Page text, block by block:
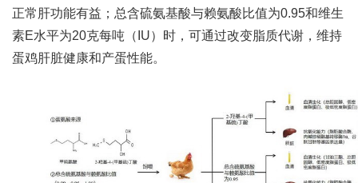
才
队
正常肝功能有益；总含硫氨基酸与赖氨酸比值为0.95和维生
素E水平为20克每吨（IU）时，可通过改变脂质代谢，维持
蛋鸡肝脏健康和产蛋性能。